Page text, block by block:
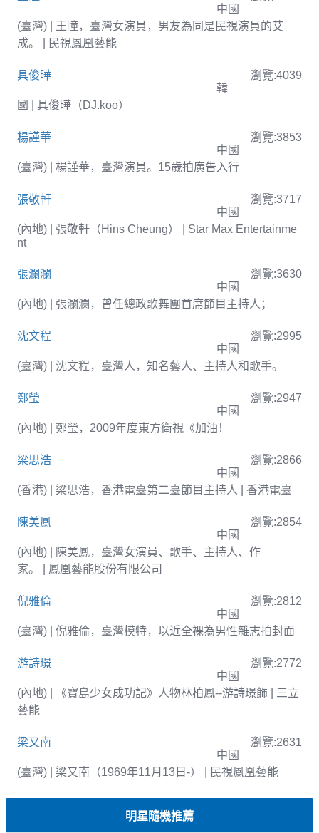
中國
(臺灣) | 王瞳，臺灣女演員，男友為同是民視演員的艾
成。 | 民視鳳凰藝能
具俊曄
瀏覽:4039
韓
國 | 具俊曄（DJ.koo）
楊謹華
瀏覽:3853
中國
(臺灣) | 楊謹華，臺灣演員。15歲拍廣告入行
張敬軒
瀏覽:3717
中國
(內地) | 張敬軒（Hins Cheung） | Star Max Entertainme
nt
張瀾瀾
瀏覽:3630
中國
(內地) | 張瀾瀾，曾任總政歌舞團首席節目主持人；
沈文程
瀏覽:2995
中國
(臺灣) | 沈文程，臺灣人，知名藝人、主持人和歌手。
鄭瑩
瀏覽:2947
中國
(內地) | 鄭瑩，2009年度東方衛視《加油！
梁思浩
瀏覽:2866
中國
(香港) | 梁思浩，香港電臺第二臺節目主持人 | 香港電臺
陳美鳳
瀏覽:2854
中國
(內地) | 陳美鳳，臺灣女演員、歌手、主持人、作
家。 | 鳳凰藝能股份有限公司
倪雅倫
瀏覽:2812
中國
(臺灣) | 倪雅倫，臺灣模特，以近全裸為男性雜志拍封面
游詩璟
瀏覽:2772
中國
(內地) | 《寶島少女成功記》人物林柏鳳--游詩璟飾 | 三立
藝能
梁又南
瀏覽:2631
中國
(臺灣) | 梁又南（1969年11月13日-） | 民視鳳凰藝能
明星隨機推薦